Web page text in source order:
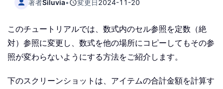
著者Siluvia• 変更日2024-11-20
このチュートリアルでは、数式内のセル参照を定数（絶
対）参照に変更し、数式を他の場所にコピーしてもその参
照が変わらないようにする方法をご紹介します。
下のスクリーンショットは、アイテムの合計金額を計算す